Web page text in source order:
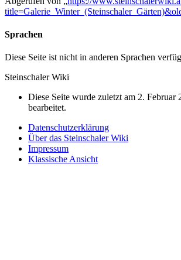
Sprachen
Diese Seite ist nicht in anderen Sprachen
Steinschaler Wiki
Diese Seite wurde zuletzt am 2. Februar
bearbeitet.
Datenschutzerklärung
Über das Steinschaler Wiki
Impressum
Klassische Ansicht